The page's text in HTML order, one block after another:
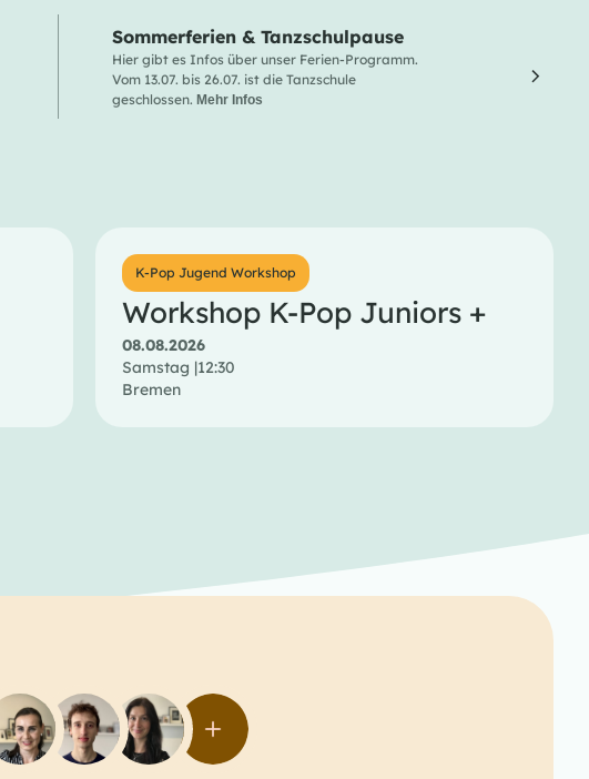
Sommerferien & Tanzschulpause
Hier gibt es Infos über unser Ferien-Programm.
Vom 13.07. bis 26.07. ist die Tanzschule
geschlossen.Mehr Infos
K-Pop Jugend Workshop
Workshop K-Pop Juniors +
08.08.2026
Samstag |12:30
Bremen